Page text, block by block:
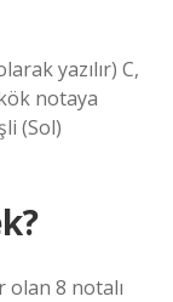
yazılır) C,
notaya
(Sol)
olan 8 notalı